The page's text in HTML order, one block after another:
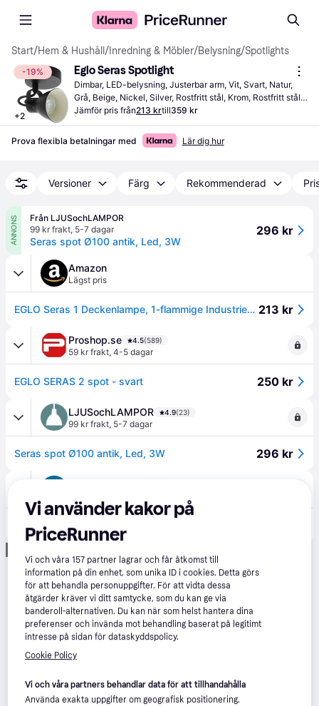
Start/Hem & Hushåll / Inredning & Möbler/Belysning/Spotlights
-19%
+2
Eglo Seras Spotlight
Dimbar, LED-belysning, Justerbar arm, Vit, Svart, Natur,
Grå, Beige, Nickel, Silver, Rostfritt stål, Krom, Rostfritt stål,
Stål, Metall, Plast, IP-klass: IP44, IP20, Lampsockel: E27,
GU10
Jämför pris från213 krtill359 kr
Prova flexibla betalningar med Lär dig hur
Versioner Färg Rekommenderad
ANNONS
Från LJUSochLAMPOR
99 kr frakt, 5-7 dagar
Seras spot Ø100 antik, Led, 3W
296 kr
Amazon
Lägst pris
EGLO Seras 1 Deckenlampe, 1-flammige Industrie-Deckenleuchte 213 kr
Proshop.se 4.5(589)
59 kr frakt, 4-5 dagar
EGLO SERAS 2 spot - svart 250 kr
LJUSochLAMPOR 4.9(23)
99 kr frakt, 5-7 dagar
Seras spot Ø100 antik, Led, 3W 296 kr
Seras spot Ø100 antik, Led, 3W
Vi använder kakor på
PriceRunner
Vi och våra157 partner lagrar och får åtkomst till
information på din enhet, som unika ID i cookies. Detta görs
för att behandla personuppgifter. För att vidta dessa
åtgärder kräver vi ditt samtycke, som du kan ge via
banderoll-alternativen. Du kan när som helst hantera dina
preferenser och invända mot behandling baserat på legitimt
intresse på sidan för dataskyddspolicy.
Cookie Policy
Vi och våra partners behandlar data för att tillhandahålla
Använda exakta uppgifter om geografisk positionering.